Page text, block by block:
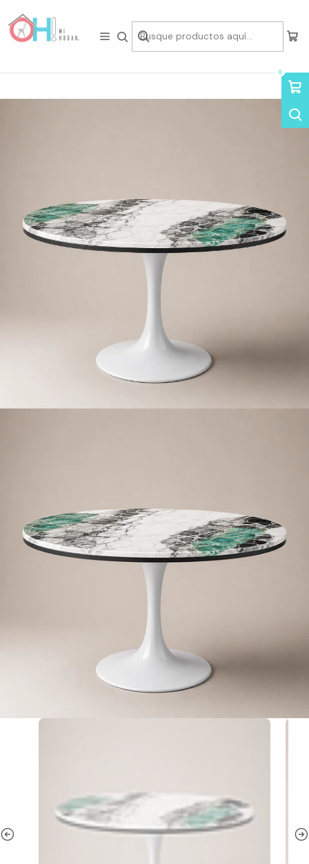
0
Inicio Mesas Mesas Redondas
Mesa Tulip Redonda de Cuarzo Calacatta Stone